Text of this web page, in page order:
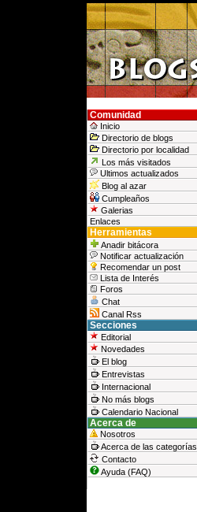
Comunidad
Inicio
Directorio de blogs
Directorio por localidad
Los más visitados
Ultimos actualizados
Blog al azar
Cumpleaños
Galerias
Enlaces
Herramientas
Anadir bitácora
Notificar actualización
Recomendar un post
Lista de Interés
Foros
Chat
Canal Rss
Secciones
Editorial
Novedades
El blog
Entrevistas
Internacional
No más blogs
Calendario Nacional
Acerca de
Nosotros
Acerca de las categorías
Contacto
Ayuda (FAQ)